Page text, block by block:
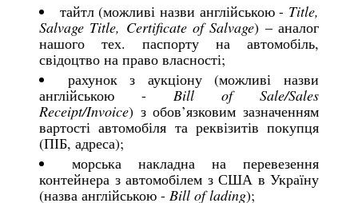
тайтл (можливі назви англійською - Title,
Salvage Title, Certificate of Salvage) – аналог
нашого тех. паспорту на автомобіль,
свідоцтво на право власності;
рахунок з аукціону (можливі назви
англійською - Bill of Sale/Sales
Receipt/Invoice) з обов’язковим зазначенням
вартості автомобіля та реквізитів покупця
(ПІБ, адреса);
морська накладна на перевезення
контейнера з автомобілем з США в Україну
(назва англійською - Bill of lading);